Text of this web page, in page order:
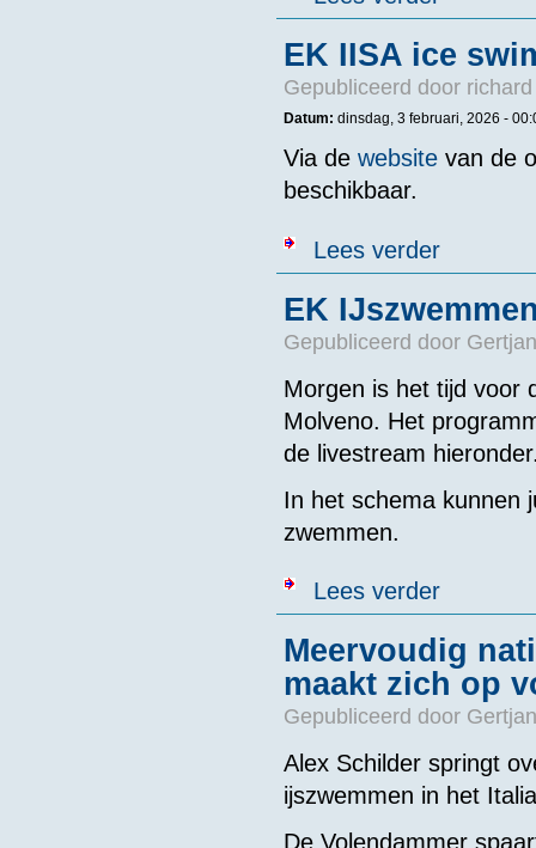
EK IISA ice
Gepubliceerd door
Datum: dinsdag, 3 februari, 2026 -
Via de websitevan de
beschikbaar.
Lees verderover EK IISA
EK
Gepubliceerd door
Morgen is het tijd voor
Molveno. Het
de livestream
In het schema kunnen
zwemmen.
Lees verderover EK
Meervoudig
maakt zich op
Gepubliceerd door
Alex Schilder springt
ijszwemmen in het
De Volendammer